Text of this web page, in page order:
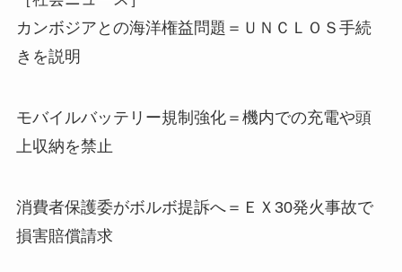
カンボジアとの海洋権益問題＝ＵＮＣＬＯＳ手続
きを説明
モバイルバッテリー規制強化＝機内での充電や頭
上収納を禁止
消費者保護委がボルボ提訴へ＝ＥＸ30発火事故で
損害賠償請求